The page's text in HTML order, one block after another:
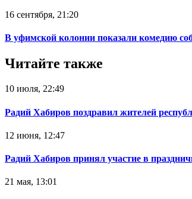
16 сентября, 21:20
В уфимской колонии показали комедию
Читайте также
10 июля, 22:49
Радий Хабиров поздравил жителей
12 июня, 12:47
Радий Хабиров принял участие в
21 мая, 13:01